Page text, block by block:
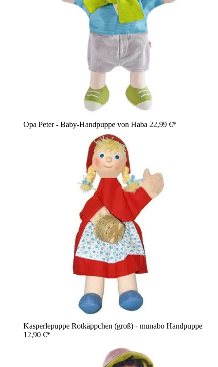
Opa Peter - Baby-Handpuppe von Haba 22,99 €*
Kasperlepuppe Rotkäppchen (groß) - munabo Handpuppe
12,90 €*